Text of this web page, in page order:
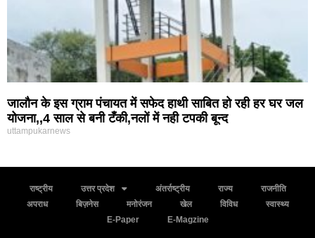
जालौन के इस ग्राम पंचायत में सफेद हाथी साबित हो रही हर घर जल
योजना,,4 साल से बनी टँकी,नलों में नही टपकी बून्द
uttampukarnews
राष्ट्रीय उत्तर प्रदेश अंतर्राष्ट्रीय राज्य
राजनीति
अपराध
बिज़नेस मनोरंजन खेल विविध
स्वास्थ्य
E-Paper
E-Magzine